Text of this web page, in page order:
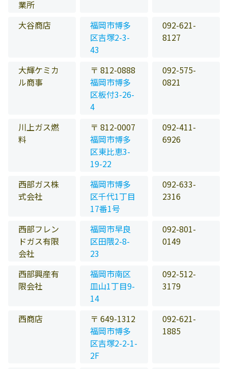
業所
大谷商店
福岡市博多
区吉塚2-3-
43
092-621-
8127
大輝ケミカ
ル商事
〒 812-0888
福岡市博多
区板付3-26-
4
092-575-
0821
川上ガス燃
料
〒 812-0007
福岡市博多
区東比恵3-
19-22
092-411-
6926
西部ガス株
式会社
福岡市博多
区千代1丁目
17番1号
092-633-
2316
西部フレン
ドガス有限
会社
福岡市早良
区田隈2-8-
23
092-801-
0149
西部興産有
限会社
福岡市南区
皿山1丁目9-
14
092-512-
3179
西商店
〒 649-1312
福岡市博多
区吉塚2-2-1-
2F
092-621-
1885